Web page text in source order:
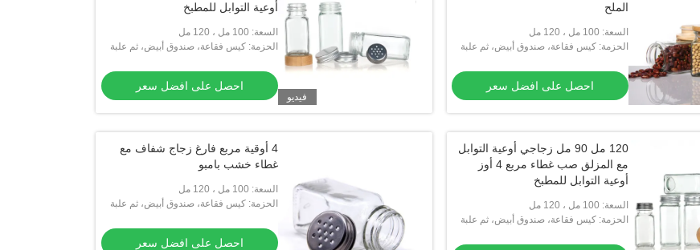
الملح
السعة: 100 مل ، 120 مل
الحزمة: كيس فقاعة، صندوق أبيض، ثم علبة
احصل على افضل سعر
فيديو
أوعية التوابل للمطبخ
السعة: 100 مل ، 120 مل
الحزمة: كيس فقاعة، صندوق أبيض، ثم علبة
احصل على افضل سعر
120 مل 90 مل زجاجي أوعية التوابل
مع المزلق صب غطاء مربع 4 أوز
أوعية التوابل للمطبخ
السعة: 100 مل ، 120 مل
الحزمة: كيس فقاعة، صندوق أبيض، ثم علبة
4 أوقية مربع فارغ زجاج شفاف مع
غطاء خشب بامبو
السعة: 100 مل ، 120 مل
الحزمة: كيس فقاعة، صندوق أبيض، ثم علبة
احصل على افضل سعر